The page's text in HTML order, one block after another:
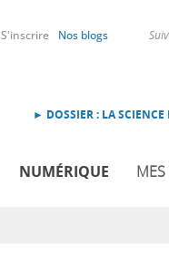
S'inscrire Nos blogs
► DOSSIER : LA
NUMÉRIQUE